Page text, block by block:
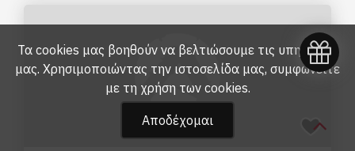
Τα cookies μας βοηθούν να βελτιώσουμε τις υπηρεσίες
μας. Χρησιμοποιώντας την ιστοσελίδα μας, συμφωνείτε
με τη χρήση των cookies.
Αποδέχομαι